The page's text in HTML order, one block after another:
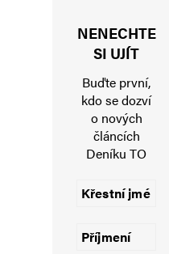
NapsatNENECHTE
SI UJÍT
Buďte první,
kdo se dozví
o nových
článcích
Deníku TO